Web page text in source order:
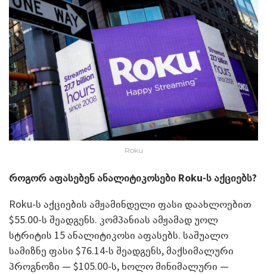
Roku
როგორ აფასებენ ანალიტიკოსები Roku-ს აქციებს?
Roku-ს აქციების ამჟამინდელი ფასი დაახლოებით
$55.00-ს შეადგენს. კომპანიას ამჟამად უოლ
სტრიტის 15 ანალიტიკოსი აფასებს. საშუალო
სამიზნე ფასი $76.14-ს შეადგენს, მაქსიმალური
პროგნოზი — $105.00-ს, ხოლო მინიმალური —